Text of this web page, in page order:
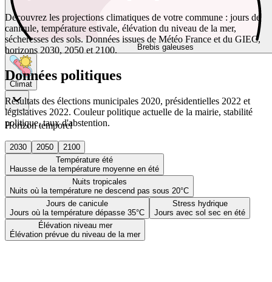
Brebis galeuses
Climat
Horizon temporel
2030 2050
2100
Température été
Hausse de la température moyenne en été
Nuits tropicales
Nuits où la température ne descend pas sous 20°C
Jours de canicule
Jours où la température dépasse 35°C
Stress hydrique
Jours avec sol sec en été
Élévation niveau mer
Élévation prévue du niveau de la mer
Découvrez les projections climatiques de votre commune : jours de
canicule, température estivale, élévation du niveau de la mer,
sécheresses des sols. Données issues de Météo France et du GIEC,
horizons 2030, 2050 et 2100.
Données politiques
Résultats des élections municipales 2020, présidentielles 2022 et
législatives 2022. Couleur politique actuelle de la mairie, stabilité
politique, taux d'abstention.